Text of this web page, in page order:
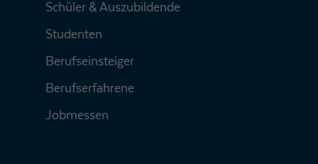
Schüler & Auszubildende
Studenten
Berufseinsteiger
Berufserfahrene
Jobmessen